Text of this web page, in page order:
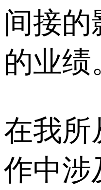
间接的
的业绩
在我所
作中涉